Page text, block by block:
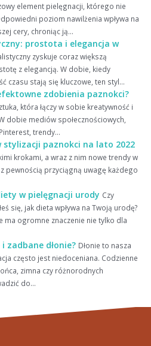
element pielęgnacji, którego nie
poziom nawilżenia wpływa na
cery, chroniąc ją...
prostota i elegancja w
zyskuje coraz większą
z elegancją. W dobie, kiedy
czasu stają się kluczowe, ten styl...
zdobienia paznokci?
która łączy w sobie kreatywność i
dobie mediów społecznościowych,
trendy...
stylizacji paznokci na lato 2022
krokami, a wraz z nim nowe trendy w
pewnością przyciągną uwagę każdego
w pielęgnacji urody Czy
się, jak dieta wpływa na Twoją urodę?
ma ogromne znaczenie nie tylko dla
zadbane dłonie? Dłonie to nasza
często jest niedoceniana. Codzienne
zimna czy różnorodnych
do...